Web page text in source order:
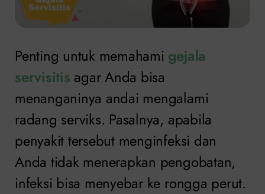
Penting untuk memahami gejala
servisitis agar Anda bisa
menanganinya andai mengalami
radang serviks. Pasalnya, apabila
penyakit tersebut menginfeksi dan
Anda tidak menerapkan pengobatan,
infeksi bisa menyebar ke rongga perut.